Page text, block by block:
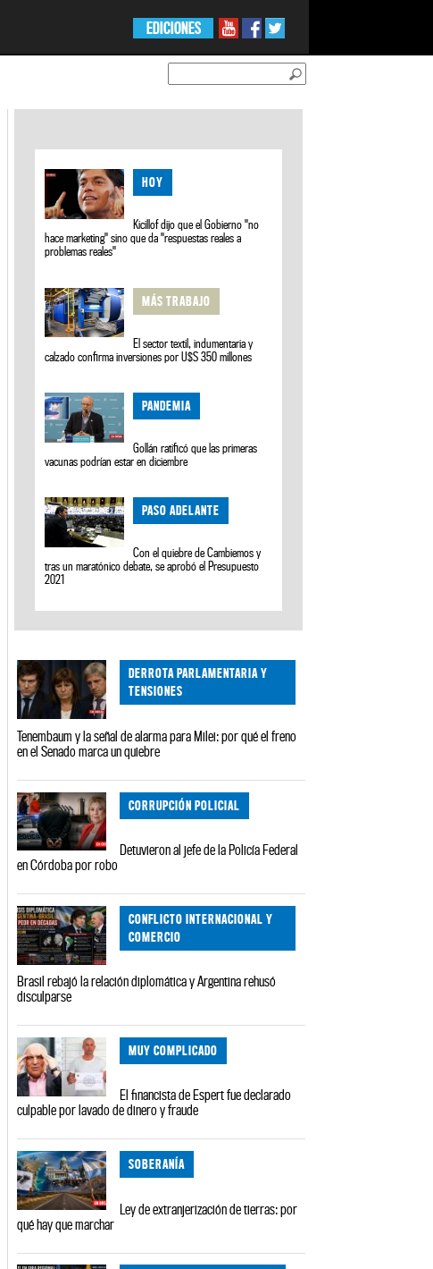
EDICIONES
HOY
Kicillof dijo que el Gobierno "no
hace marketing" sino que da "respuestas reales a
problemas reales"
MÁS TRABAJO
El sector textil, indumentaria y
calzado confirma inversiones por U$S 350 millones
PANDEMIA
Gollán ratificó que las primeras
vacunas podrían estar en diciembre
PASO ADELANTE
Con el quiebre de Cambiemos y
tras un maratónico debate, se aprobó el Presupuesto
2021
DERROTA PARLAMENTARIA Y
TENSIONES
Tenembaum y la señal de alarma para Milei: por qué el freno
en el Senado marca un quiebre
CORRUPCIÓN POLICIAL
Detuvieron al jefe de la Policía Federal
en Córdoba por robo
CONFLICTO INTERNACIONAL Y
COMERCIO
Brasil rebajó la relación diplomática y Argentina rehusó
disculparse
MUY COMPLICADO
El financista de Espert fue declarado
culpable por lavado de dinero y fraude
SOBERANÍA
Ley de extranjerización de tierras: por
qué hay que marchar